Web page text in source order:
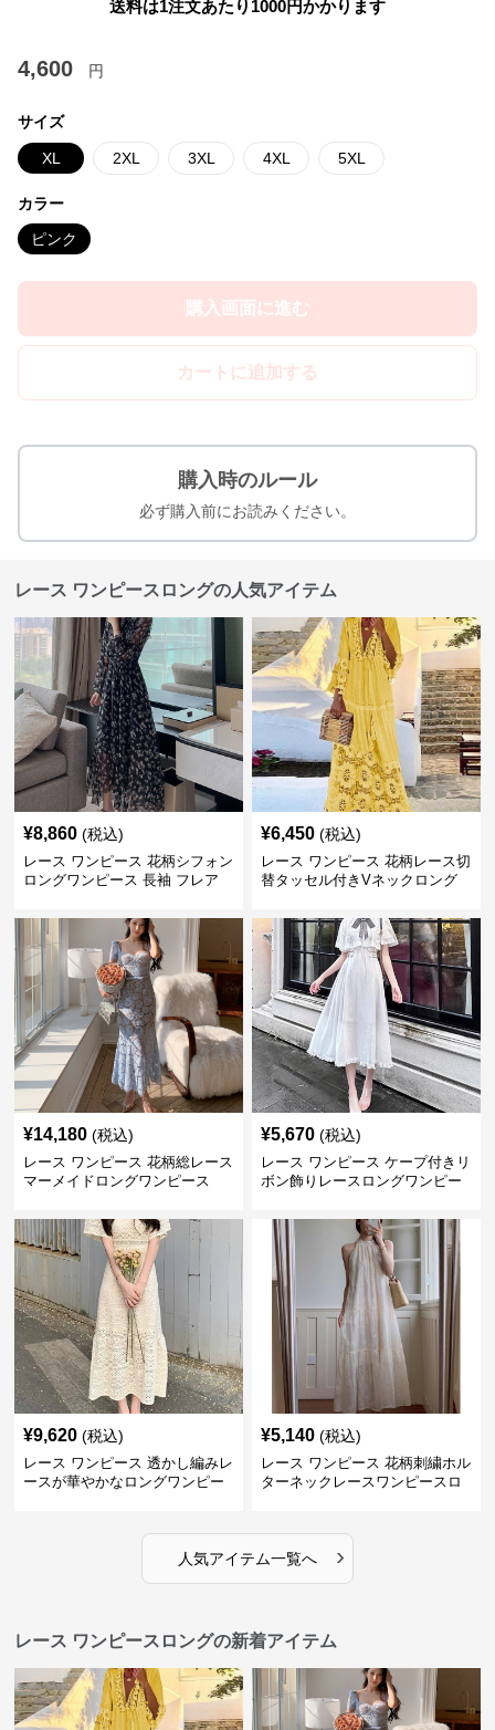
送料は1注文あたり 1000円かかります
4,600 円
サイズ
XL 2XL 3XL 4XL 5XL
カラー
ピンク
購入画面に進む
カートに追加する
購入時のルール
必ず購入前にお読みください。
レース ワンピースロングの人気アイテム
¥8,860 (税込)
レース ワンピース 花柄シフォン
ロングワンピース 長袖 フレア
¥6,450 (税込)
レース ワンピース 花柄レース切
替タッセル付きVネックロング
¥14,180 (税込)
レース ワンピース 花柄総レース
マーメイドロングワンピース
¥5,670 (税込)
レース ワンピース ケープ付きリ
ボン飾りレースロングワンピー
¥9,620 (税込)
レース ワンピース 透かし編みレ
ースが華やかなロングワンピー
¥5,140 (税込)
レース ワンピース 花柄刺繍ホル
ターネックレースワンピースロ
人気アイテム一覧へ ›
レース ワンピースロングの新着アイテム